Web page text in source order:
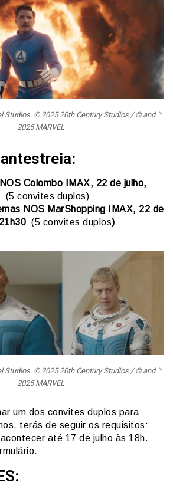
Studios. © 2025 20th Century Studios / © and ™
2025 MARVEL
Colombo IMAX, 22 de julho,
(5 convites duplos)
NOS MarShopping IMAX, 22 de
(5 convites duplos)
Studios. © 2025 20th Century Studios / © and ™
2025 MARVEL
um dos convites duplos para
terás de seguir os requisitos:
até 17 de julho às 18h.